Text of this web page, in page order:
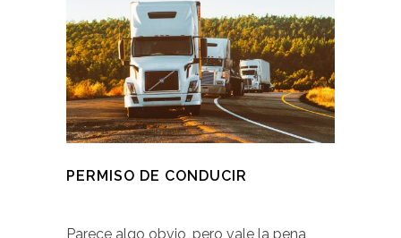
PERMISO DE CONDUCIR
Parece algo obvio, pero vale la pena